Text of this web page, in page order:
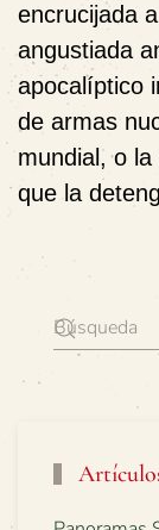
encrucijada
angustiada
apocalíptico
de armas
mundial, o
que la